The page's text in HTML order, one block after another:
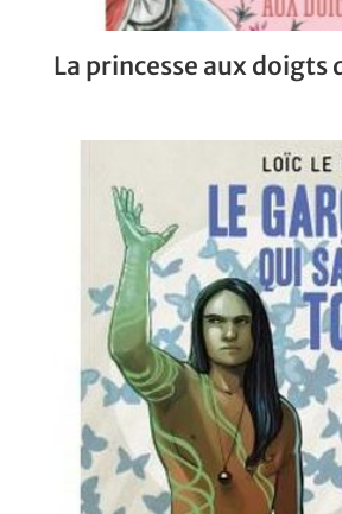
La princesse aux doigts